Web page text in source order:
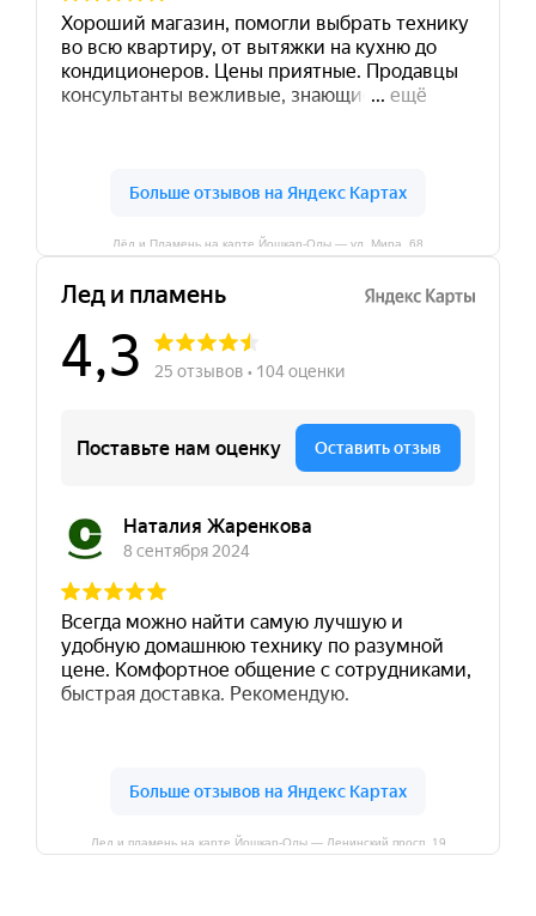
Лёд и Пламень на карте Йошкар‑Олы — ул. Мира, 68
Лед и пламень на карте Йошкар‑Олы — Ленинский просп.,19